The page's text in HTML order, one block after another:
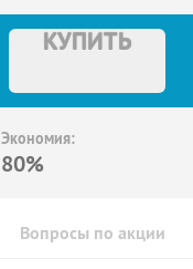
КУПИТЬ
Экономия:
80%
Вопросы по акции